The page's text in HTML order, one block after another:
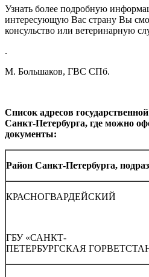
Узнать более подробную
интересующую Вас страну Вы
консульство или ветеринарную
.
М. Большаков, ГВС СПб.
Список адресов
Санкт-Петербурга, где можно
документы:
Район Санкт-Петербурга,
КРАСНОГВАРДЕЙСКИЙ
ГБУ «САНКТ-
ПЕТЕРБУРГСКАЯ